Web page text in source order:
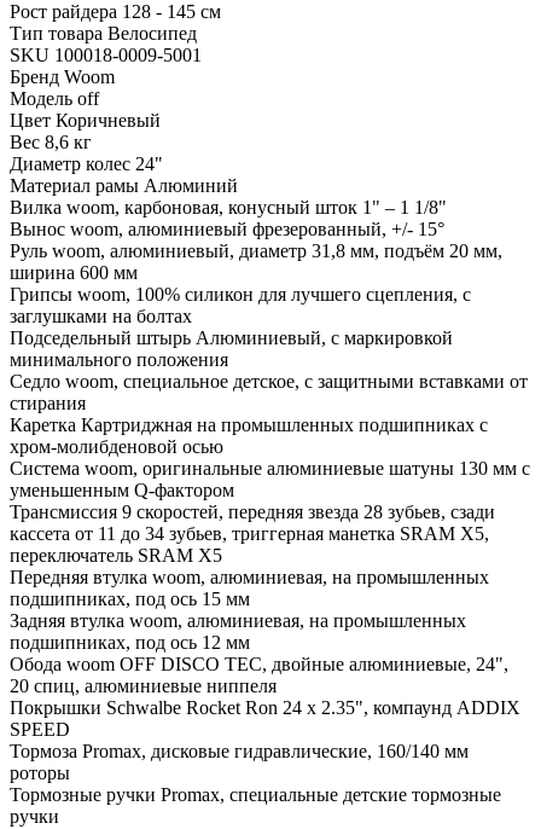
Рост райдера 128 - 145 см
Тип товара Велосипед
SKU 100018-0009-5001
Бренд Woom
Модель off
Цвет Коричневый
Вес 8,6 кг
Диаметр колес 24"
Материал рамы Алюминий
Вилка woom, карбоновая, конусный шток 1" – 1 1/8"
Вынос woom, алюминиевый фрезерованный, +/- 15°
Руль woom, алюминиевый, диаметр 31,8 мм, подъём 20 мм,
ширина 600 мм
Грипсы woom, 100% силикон для лучшего сцепления, с
заглушками на болтах
Подседельный штырь Алюминиевый, с маркировкой
минимального положения
Седло woom, специальное детское, с защитными вставками от
стирания
Каретка Картриджная на промышленных подшипниках с
хром-молибденовой осью
Система woom, оригинальные алюминиевые шатуны 130 мм с
уменьшенным Q-фактором
Трансмиссия 9 скоростей, передняя звезда 28 зубьев, сзади
кассета от 11 до 34 зубьев, триггерная манетка SRAM X5,
переключатель SRAM X5
Передняя втулка woom, алюминиевая, на промышленных
подшипниках, под ось 15 мм
Задняя втулка woom, алюминиевая, на промышленных
подшипниках, под ось 12 мм
Обода woom OFF DISCO TEC, двойные алюминиевые, 24",
20 спиц, алюминиевые ниппеля
Покрышки Schwalbe Rocket Ron 24 x 2.35", компаунд ADDIX
SPEED
Тормоза Promax, дисковые гидравлические, 160/140 мм
роторы
Тормозные ручки Promax, специальные детские тормозные
ручки